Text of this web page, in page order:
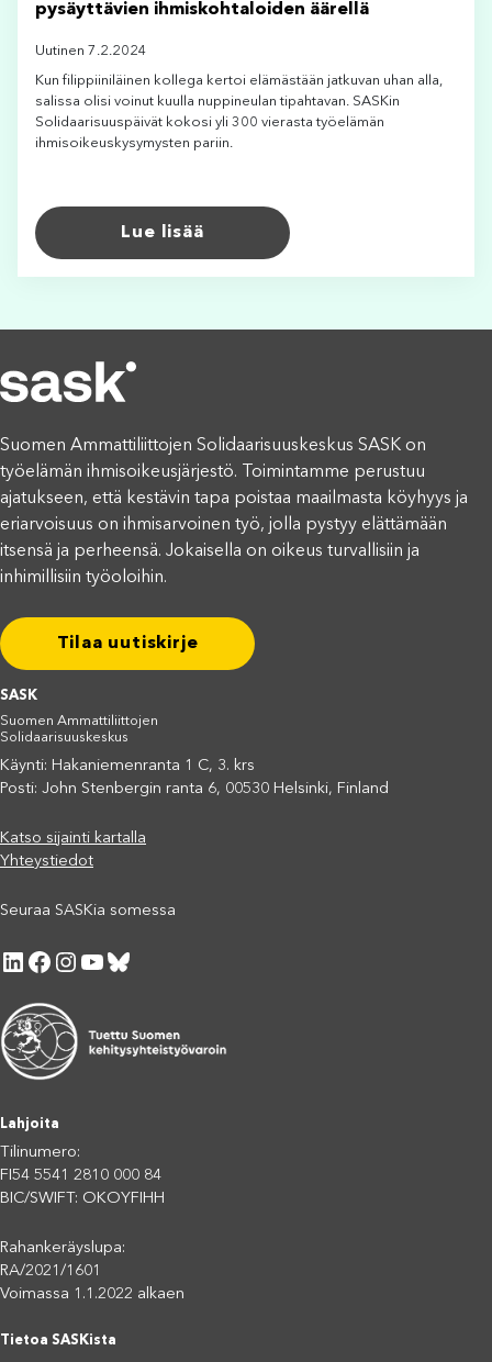
pysäyttävien ihmiskohtaloiden äärellä
Uutinen 7.2.2024
Kun filippiiniläinen kollega kertoi elämästään jatkuvan uhan alla,
salissa olisi voinut kuulla nuppineulan tipahtavan. SASKin
Solidaarisuuspäivät kokosi yli 300 vierasta työelämän
ihmisoikeuskysymysten pariin.
Lue lisää
Suomen Ammattiliittojen Solidaarisuuskeskus SASK on
työelämän ihmisoikeusjärjestö. Toimintamme perustuu
ajatukseen, että kestävin tapa poistaa maailmasta köyhyys ja
eriarvoisuus on ihmisarvoinen työ, jolla pystyy elättämään
itsensä ja perheensä. Jokaisella on oikeus turvallisiin ja
inhimillisiin työoloihin.
Tilaa uutiskirje
SASK
Suomen Ammattiliittojen
Solidaarisuuskeskus
Käynti: Hakaniemenranta 1 C, 3. krs
Posti: John Stenbergin ranta 6, 00530 Helsinki, Finland
Katso sijainti kartalla
Yhteystiedot
Seuraa SASKia somessa
LinkedIn Facebook Instagram YouTube Bluesky
Lahjoita
Tilinumero:
FI54 5541 2810 000 84
BIC/SWIFT: OKOYFIHH
Rahankeräyslupa:
RA/2021/1601
Voimassa 1.1.2022 alkaen
Tietoa SASKista